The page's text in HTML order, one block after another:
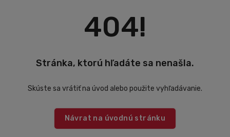
404!
Stránka, ktorú hľadáte sa nenašla.
Skúste sa vrátiť na úvod alebo použite vyhľadávanie.
Návrat na úvodnú stránku